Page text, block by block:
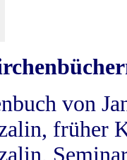
von
früher